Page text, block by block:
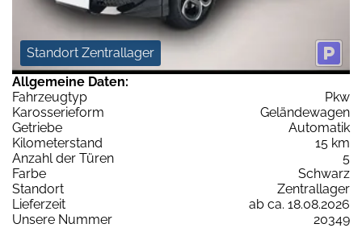
Standort Zentrallager
Allgemeine Daten:
Fahrzeugtyp
Pkw
Karosserieform
Geländewagen
Getriebe
Automatik
Kilometerstand
15 km
Anzahl der Türen
5
Farbe
Schwarz
Standort
Zentrallager
Lieferzeit
ab ca. 18.08.2026
Unsere Nummer
20349